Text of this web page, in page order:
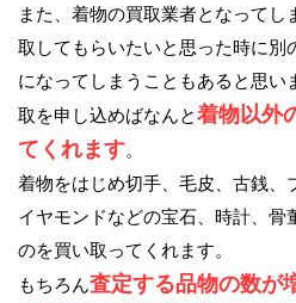
また、着物の買取業者となって
取してもらいたいと思った時に別
になってしまうこともあると思い
取を申し込めばなんと着物以外
てくれます。
着物をはじめ切手、毛皮、古銭、
イヤモンドなどの宝石、時計、骨
のを買い取ってくれます。
もちろん査定する品物の数が